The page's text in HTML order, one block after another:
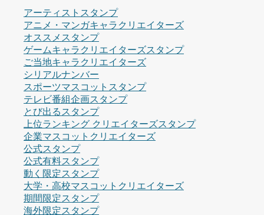
アーティストスタンプ
アニメ・マンガキャラクリエイターズ
オススメスタンプ
ゲームキャラクリエイターズスタンプ
ご当地キャラクリエイターズ
シリアルナンバー
スポーツマスコットスタンプ
テレビ番組企画スタンプ
とび出るスタンプ
上位ランキング クリエイターズスタンプ
企業マスコットクリエイターズ
公式スタンプ
公式有料スタンプ
動く限定スタンプ
大学・高校マスコットクリエイターズ
期間限定スタンプ
海外限定スタンプ